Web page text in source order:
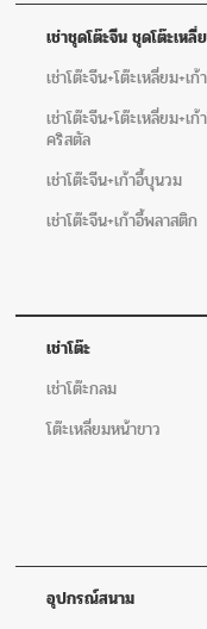
เช่าชุดโต๊ะจีน ชุดโต๊ะเหลี่
เช่าโต๊ะจีน+โต๊ะเหลี่ยม+เก้
เช่าโต๊ะจีน+โต๊ะเหลี่ยม+เก้
คริสตัล
เช่าโต๊ะจีน+เก้าอี้บุนวม
เช่าโต๊ะจีน+เก้าอี้พลาสติก
เช่าโต๊ะ
เช่าโต๊ะกลม
โต๊ะเหลี่ยมหน้าขาว
อุปกรณ์สนาม